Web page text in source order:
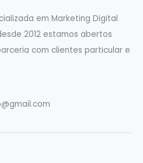
em Marketing Digital
2012 estamos abertos
com clientes particular e